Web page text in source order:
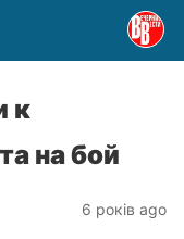
к
на бой
6 років ago